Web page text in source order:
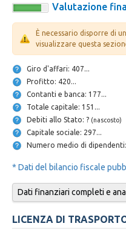
Valutazione
È necessario disporre di un
visualizzare questa
Giro d'affari: 407...
Profitto: 420...
Contanti e banca: 177...
Totale capitale: 151...
Debiti allo Stato: ? (nascosto)
Capitale sociale: 297...
* Dati del bilancio fiscale
Dati finanziari completi e
LICENZA DI